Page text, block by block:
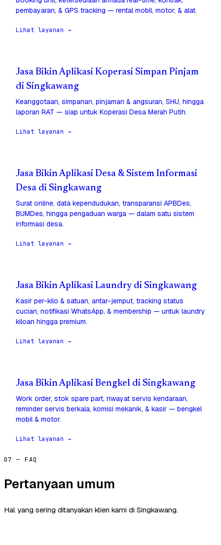
pembayaran, & GPS tracking — rental mobil, motor, & alat.
Lihat layanan →
Jasa Bikin Aplikasi Koperasi Simpan Pinjam
di Singkawang
Keanggotaan, simpanan, pinjaman & angsuran, SHU, hingga
laporan RAT — siap untuk Koperasi Desa Merah Putih.
Lihat layanan →
Jasa Bikin Aplikasi Desa & Sistem Informasi
Desa di Singkawang
Surat online, data kependudukan, transparansi APBDes,
BUMDes, hingga pengaduan warga — dalam satu sistem
informasi desa.
Lihat layanan →
Jasa Bikin Aplikasi Laundry di Singkawang
Kasir per-kilo & satuan, antar-jemput, tracking status
cucian, notifikasi WhatsApp, & membership — untuk laundry
kiloan hingga premium.
Lihat layanan →
Jasa Bikin Aplikasi Bengkel di Singkawang
Work order, stok spare part, riwayat servis kendaraan,
reminder servis berkala, komisi mekanik, & kasir — bengkel
mobil & motor.
Lihat layanan →
07 — FAQ
Pertanyaan umum
Hal yang sering ditanyakan klien kami di Singkawang.